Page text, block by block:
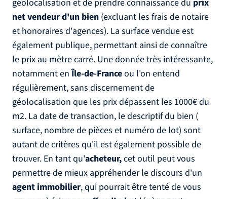
géolocalisation et de prendre connaissance du prix
net vendeur d'un bien (excluant les frais de notaire
et honoraires d'agences). La surface vendue est
également publique, permettant ainsi de connaître
le prix au mètre carré. Une donnée très intéressante,
notamment enÎle-de-Franceou l'on entend
régulièrement, sans discernement de
géolocalisation que les prix dépassent les 1000€ du
m2. La date de transaction, le descriptif du bien (
surface, nombre de pièces et numéro de lot) sont
autant de critères qu'il est également possible de
trouver. En tant qu'acheteur,cet outil peut vous
permettre de mieux appréhender le discours d'un
agent immobilier, qui pourrait être tenté de vous